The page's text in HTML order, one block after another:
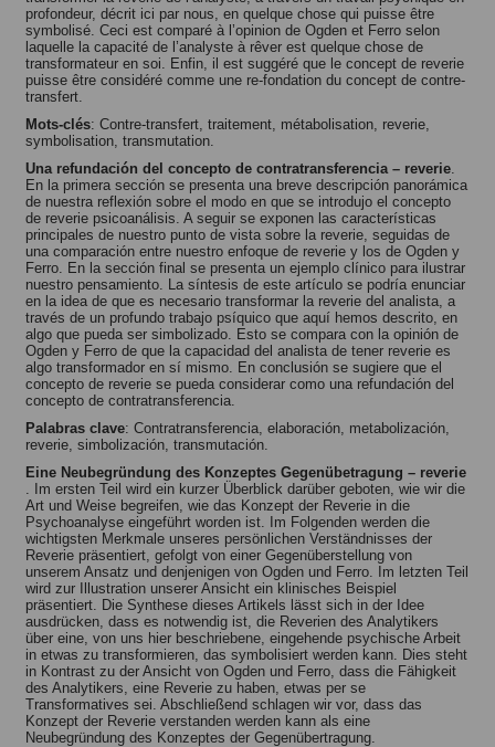
profondeur, décrit ici par nous, en quelque chose qui puisse être
symbolisé. Ceci est comparé à l’opinion de Ogden et Ferro selon
laquelle la capacité de l’analyste à rêver est quelque chose de
transformateur en soi. Enfin, il est suggéré que le concept de reverie
puisse être considéré comme une re-fondation du concept de contre-
transfert.
Mots-clés: Contre-transfert, traitement, métabolisation, reverie,
symbolisation, transmutation.
Una refundación del concepto de contratransferencia – reverie
En la primera sección se presenta una breve descripción panorámica
de nuestra reflexión sobre el modo en que se introdujo el concepto
de reverie psicoanálisis. A seguir se exponen las características
principales de nuestro punto de vista sobre la reverie, seguidas de
una comparación entre nuestro enfoque de reverie y los de Ogden y
Ferro. En la sección final se presenta un ejemplo clínico para ilustrar
nuestro pensamiento. La síntesis de este artículo se podría enunciar
en la idea de que es necesario transformar la reverie del analista, a
través de un profundo trabajo psíquico que aquí hemos descrito, en
algo que pueda ser simbolizado. Esto se compara con la opinión de
Ogden y Ferro de que la capacidad del analista de tener reverie es
algo transformador en sí mismo. En conclusión se sugiere que el
concepto de reverie se pueda considerar como una refundación del
concepto de contratransferencia.
Palabras clave: Contratransferencia, elaboración, metabolización,
reverie, simbolización, transmutación.
Eine Neubegründung des Konzeptes Gegenübetragung – reverie
. Im ersten Teil wird ein kurzer Überblick darüber geboten, wie wir die
Art und Weise begreifen, wie das Konzept der Reverie in die
Psychoanalyse eingeführt worden ist. Im Folgenden werden die
wichtigsten Merkmale unseres persönlichen Verständnisses der
Reverie präsentiert, gefolgt von einer Gegenüberstellung von
unserem Ansatz und denjenigen von Ogden und Ferro. Im letzten Teil
wird zur Illustration unserer Ansicht ein klinisches Beispiel
präsentiert. Die Synthese dieses Artikels lässt sich in der Idee
ausdrücken, dass es notwendig ist, die Reverien des Analytikers
über eine, von uns hier beschriebene, eingehende psychische Arbeit
in etwas zu transformieren, das symbolisiert werden kann. Dies steht
in Kontrast zu der Ansicht von Ogden und Ferro, dass die Fähigkeit
des Analytikers, eine Reverie zu haben, etwas per se
Transformatives sei. Abschließend schlagen wir vor, dass das
Konzept der Reverie verstanden werden kann als eine
Neubegründung des Konzeptes der Gegenübertragung.